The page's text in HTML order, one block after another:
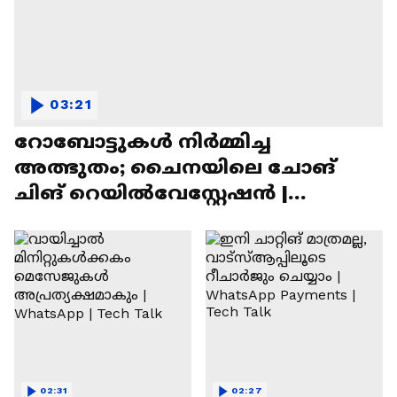
റോബോട്ടുകൾ നിർമ്മിച്ച
അത്ഭുതം; ചൈനയിലെ ചോങ്
ചിങ് റെയിൽവേസ്റ്റേഷൻ |
03:21
02:31 02:27